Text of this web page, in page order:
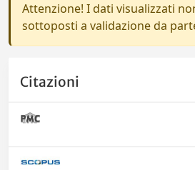
Attenzione! I dati visualizzati
sottoposti a validazione da
Citazioni